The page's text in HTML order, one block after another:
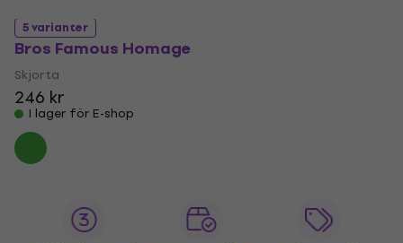
5 varianter
Bros Famous Homage
Skjorta
246 kr
I lager för E-shop